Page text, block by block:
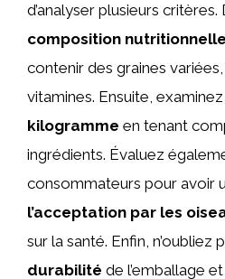
d’analyser plusieurs critères.
composition nutritionnelle
contenir des graines
vitamines. Ensuite,
kilogramme en tenant
ingrédients. Évaluez
consommateurs pour avoir
l’acceptation par les
sur la santé. Enfin, n’oubliez
durabilité de l’emballage